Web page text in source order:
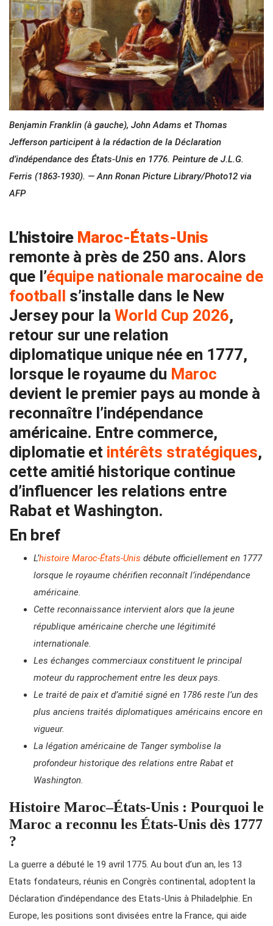
Benjamin Franklin (à gauche), John Adams et Thomas
Jefferson participent à la rédaction de la Déclaration
d’indépendance des États-Unis en 1776. Peinture de J.L.G.
Ferris (1863-1930). — Ann Ronan Picture Library/Photo12 via
AFP
L’histoire Maroc-États-Unis
remonte à près de 250 ans. Alors
que l’équipe nationale marocaine de
football s’installe dans le New
Jersey pour la World Cup 2026,
retour sur une relation
diplomatique unique née en 1777,
lorsque le royaume du Maroc
devient le premier pays au monde à
reconnaître l’indépendance
américaine. Entre commerce,
diplomatie et intérêts stratégiques,
cette amitié historique continue
d’influencer les relations entre
Rabat et Washington.
En bref
L’histoire Maroc-États-Unis débute officiellement en 1777
lorsque le royaume chérifien reconnaît l’indépendance
américaine.
Cette reconnaissance intervient alors que la jeune
république américaine cherche une légitimité
internationale.
Les échanges commerciaux constituent le principal
moteur du rapprochement entre les deux pays.
Le traité de paix et d’amitié signé en 1786 reste l’un des
plus anciens traités diplomatiques américains encore en
vigueur.
La légation américaine de Tanger symbolise la
profondeur historique des relations entre Rabat et
Washington.
Histoire Maroc–États-Unis : Pourquoi le
Maroc a reconnu les États-Unis dès 1777
?
La guerre a débuté le 19 avril 1775. Au bout d’un an, les 13
Etats fondateurs, réunis en Congrès continental, adoptent la
Déclaration d’indépendance des Etats-Unis à Philadelphie. En
Europe, les positions sont divisées entre la France, qui aide